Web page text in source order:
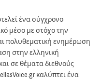
ένα σύγχρονο
μέσο με στόχο την
πολυθεματική ενημέρωση
στην ελληνική
σε θέματα διεθνούς
καλύπτει ένα